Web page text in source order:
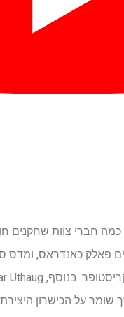
חברי צוות שחקנים
פאלק כאנדראס, ומדס
על הכישרון